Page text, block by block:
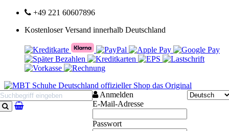
+49 221 60607896
Kostenloser Versand innerhalb Deutschland
Suchen
Anmelden
E-Mail-Adresse
Passwort